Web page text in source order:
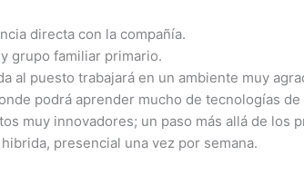
directa con la compañía.
grupo familiar primario.
al puesto trabajará en un ambiente muy
podrá aprender mucho de tecnologías
muy innovadores; un paso más allá de los
presencial una vez por semana.